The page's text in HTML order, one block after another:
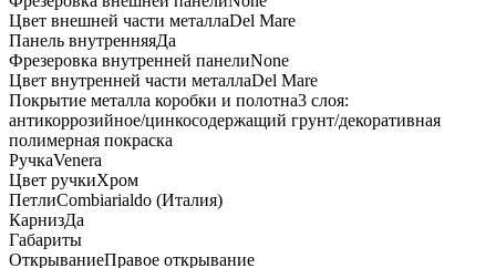
Цвет внешней части металлаDel Mare
Панель внутренняяДа
Фрезеровка внутренней панелиNone
Цвет внутренней части металлаDel Mare
Покрытие металла коробки и полотна3 слоя:
антикоррозийное/цинкосодержащий грунт/декоративная
полимерная покраска
РучкаVenera
Цвет ручкиХром
ПетлиCombiarialdo (Италия)
КарнизДа
Габариты
ОткрываниеПравое открывание